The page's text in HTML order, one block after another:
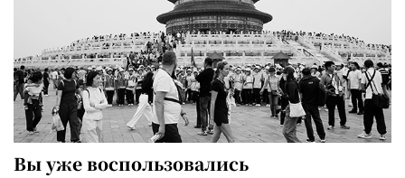
Вы уже воспользовались